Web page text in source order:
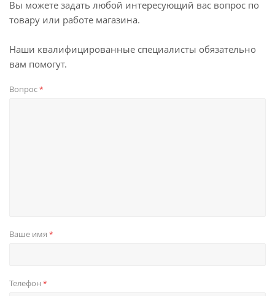
Вы можете задать любой интересующий вас вопрос по
товару или работе магазина.
Наши квалифицированные специалисты обязательно
вам помогут.
Вопрос*
Ваше имя *
Телефон *